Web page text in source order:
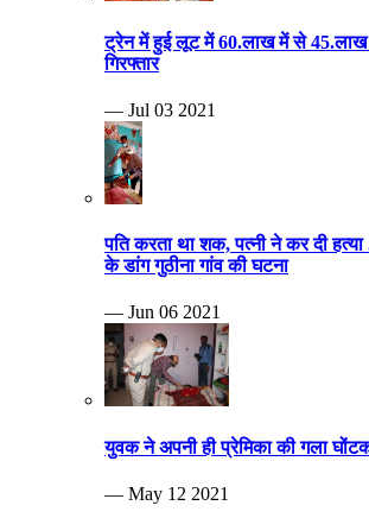
ट्रेन में हुई लूट में 60.लाख में से 45.लाख
गिरफ्तार
— Jul 03 2021
पति करता था शक, पत्नी ने कर दी हत्या
के डांग गुठीना गांव की घटना
— Jun 06 2021
युवक ने अपनी ही प्रेमिका की गला
— May 12 2021